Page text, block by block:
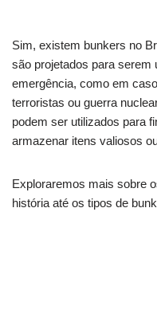
Sim, existem bunkers no
são projetados para
emergência, como em
terroristas ou guerra
podem ser utilizados para
armazenar itens valiosos
Exploraremos mais sobre
história até os tipos de